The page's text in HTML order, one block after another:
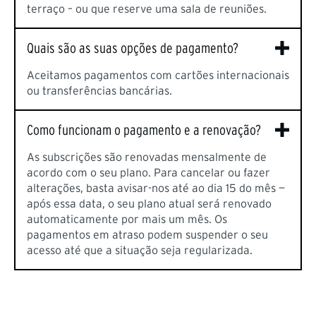
terraço – ou que reserve uma sala de reuniões.
Quais são as suas opções de pagamento?
Aceitamos pagamentos com cartões internacionais
ou transferências bancárias.
Como funcionam o pagamento e a renovação?
As subscrições são renovadas mensalmente de
acordo com o seu plano. Para cancelar ou fazer
alterações, basta avisar-nos até ao dia 15 do mês —
após essa data, o seu plano atual será renovado
automaticamente por mais um mês. Os
pagamentos em atraso podem suspender o seu
acesso até que a situação seja regularizada.